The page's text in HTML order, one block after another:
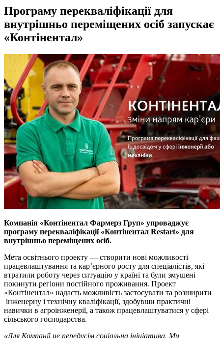
Програму перекваліфікації для
внутрішньо переміщених осіб запускає
«Контінентал»
Компанія «Контінентал Фармерз Груп» упроваджує
програму перекваліфікації «Контінентал Restart» для
внутрішньо переміщених осіб.
Мета освітнього проекту — створити нові можливості
працевлаштування та кар’єрного росту для спеціалістів, які
втратили роботу через ситуацію у країні та були змушені
покинути регіони постійного проживання. Проект
«Контінентал» надасть можливість застосувати та розширити
інженерну і технічну кваліфікації, здобувши практичні
навички в агроінженерії, а також працевлаштуватися у сфері
сільського господарства.
«Для Компанії це передусім соціальна ініціатива. Ми